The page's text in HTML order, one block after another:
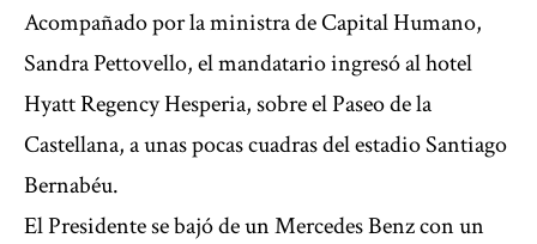
Acompañado por la ministra de Capital Humano,
Sandra Pettovello, el mandatario ingresó al hotel
Hyatt Regency Hesperia, sobre el Paseo de la
Castellana, a unas pocas cuadras del estadio Santiago
Bernabéu.
El Presidente se bajó de un Mercedes Benz con un